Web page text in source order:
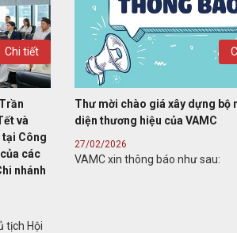
Chi tiết
và
tại Công
các
nhánh
tịch Hội
Thư mời chào giá xây dựng bộ
diện thương hiệu của VAMC
27/02/2026
VAMC xin thông báo như sau: